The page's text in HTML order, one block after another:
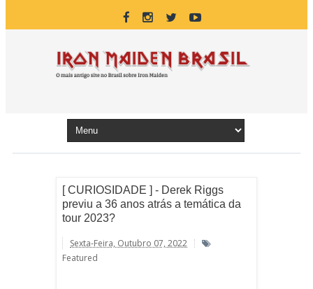
[ CURIOSIDADE ] - Derek Riggs
previu a 36 anos atrás a temática da
tour 2023?
Sexta-Feira, Outubro 07, 2022
Featured